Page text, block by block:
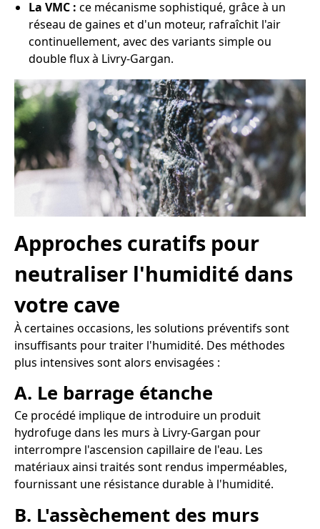
La VMC : ce mécanisme sophistiqué, grâce à un
réseau de gaines et d'un moteur, rafraîchit l'air
continuellement, avec des variants simple ou
double flux à Livry-Gargan.
Approches curatifs pour
neutraliser l'humidité dans
votre cave
À certaines occasions, les solutions préventifs sont
insuffisants pour traiter l'humidité. Des méthodes
plus intensives sont alors envisagées :
A. Le barrage étanche
Ce procédé implique de introduire un produit
hydrofuge dans les murs à Livry-Gargan pour
interrompre l'ascension capillaire de l'eau. Les
matériaux ainsi traités sont rendus imperméables,
fournissant une résistance durable à l'humidité.
B. L'assèchement des murs